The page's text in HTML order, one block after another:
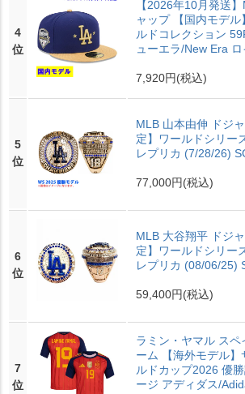
4
位
【2026年10月発送
ャップ 【国内モデ
ルドコレクション
ューエラ/New Era
7,920円(税込)
5
位
MLB 山本由伸 ドジ
定】ワールドシリー
レプリカ (7/28/26)
77,000円(税込)
6
位
MLB 大谷翔平 ドジ
定】ワールドシリー
レプリカ (08/06/25)
59,400円(税込)
7
位
ラミン・ヤマル スペ
ーム 【海外モデル】
ルドカップ2026 優
ージ アディダス/